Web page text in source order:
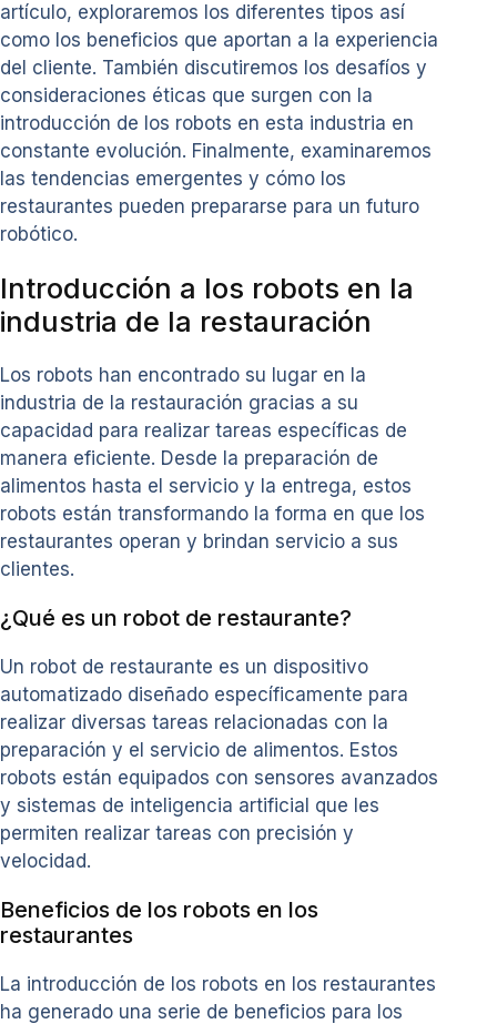
artículo, exploraremos los diferentes tipos así
como los beneficios que aportan a la experiencia
del cliente. También discutiremos los desafíos y
consideraciones éticas que surgen con la
introducción de los robots en esta industria en
constante evolución. Finalmente, examinaremos
las tendencias emergentes y cómo los
restaurantes pueden prepararse para un futuro
robótico.
Introducción a los robots en la
industria de la restauración
Los robots han encontrado su lugar en la
industria de la restauración gracias a su
capacidad para realizar tareas específicas de
manera eficiente. Desde la preparación de
alimentos hasta el servicio y la entrega, estos
robots están transformando la forma en que los
restaurantes operan y brindan servicio a sus
clientes.
¿Qué es un robot de restaurante?
Un robot de restaurante es un dispositivo
automatizado diseñado específicamente para
realizar diversas tareas relacionadas con la
preparación y el servicio de alimentos. Estos
robots están equipados con sensores avanzados
y sistemas de inteligencia artificial que les
permiten realizar tareas con precisión y
velocidad.
Beneficios de los robots en los
restaurantes
La introducción de los robots en los restaurantes
ha generado una serie de beneficios para los